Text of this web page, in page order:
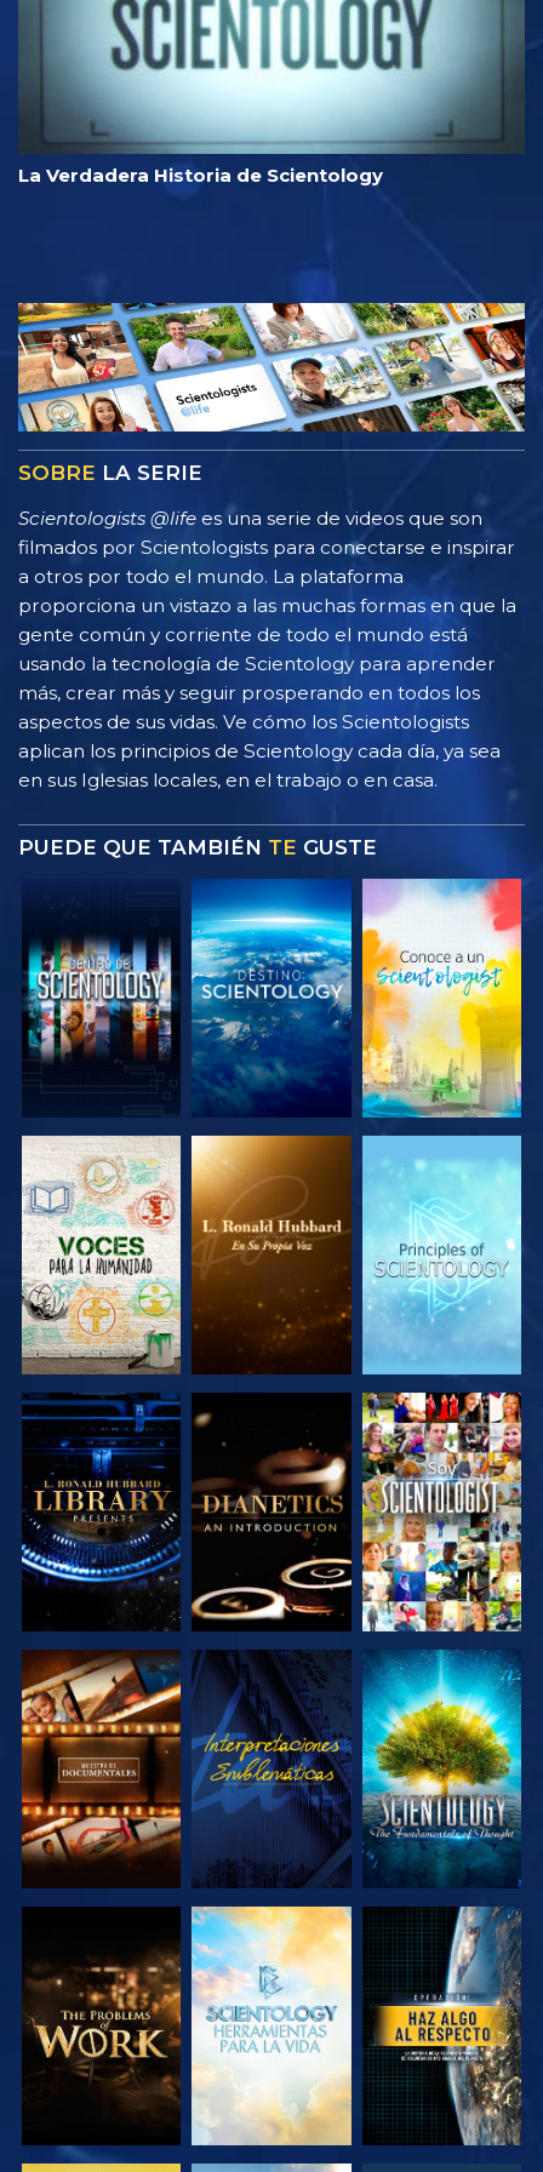
La Verdadera Historia de Scientology
SOBRE LA SERIE
Scientologists @life es una serie de videos que son
filmados por Scientologists para conectarse e inspirar
a otros por todo el mundo. La plataforma
proporciona un vistazo a las muchas formas en que la
gente común y corriente de todo el mundo está
usando la tecnología de Scientology para aprender
más, crear más y seguir prosperando en todos los
aspectos de sus vidas. Ve cómo los Scientologists
aplican los principios de Scientology cada día, ya sea
en sus Iglesias locales, en el trabajo o en casa.
PUEDE QUE TAMBIÉN TE GUSTE
EXPLORA LAS
SERIES
EXPLORA LAS
SERIES
EXPLORA LAS
SERIES
EXPLORA LAS
SERIES
EXPLORA LAS
SERIES
VE
EXPLORA LAS
SERIES
VE
EXPLORA LAS
SERIES
EXPLORA LAS
SERIES
EXPLORA LAS
SERIES
VE